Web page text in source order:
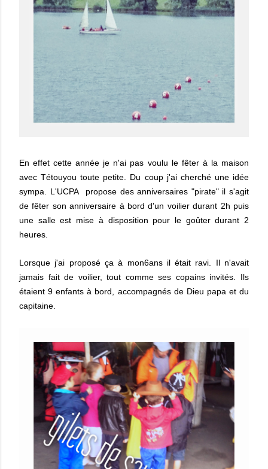
En effet cette année je n'ai pas voulu le fêter à la maison
avec Tétouyou toute petite. Du coup j'ai cherché une idée
sympa. L'UCPA propose des anniversaires "pirate" il s'agit
de fêter son anniversaire à bord d'un voilier durant 2h puis
une salle est mise à disposition pour le goûter durant 2
heures.
Lorsque j'ai proposé ça à mon6ans il était ravi. Il n'avait
jamais fait de voilier, tout comme ses copains invités. Ils
étaient 9 enfants à bord, accompagnés de Dieu papa et du
capitaine.